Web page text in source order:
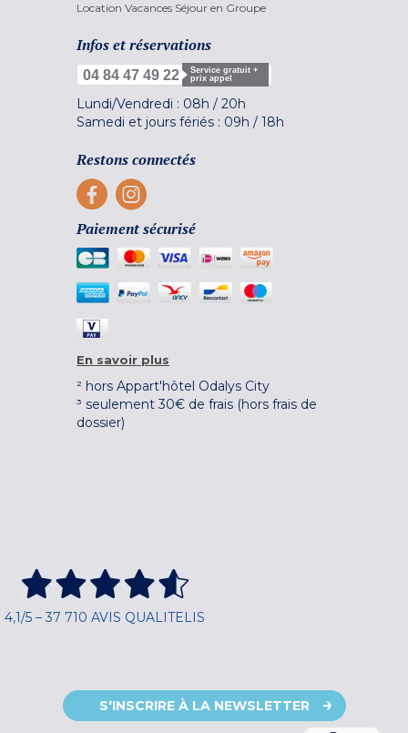
Location Vacances Séjour en Groupe
Infos et réservations
04 84 47 49 22
Service gratuit +
prix appel
Lundi/Vendredi : 08h / 20h
Samedi et jours fériés : 09h / 18h
Restons connectés
Paiement sécurisé
En savoir plus
² hors Appart'hôtel Odalys City
³ seulement 30€ de frais (hors frais de
dossier)
4,1/5 – 37 710 AVIS QUALITELIS
S'INSCRIRE À LA NEWSLETTER